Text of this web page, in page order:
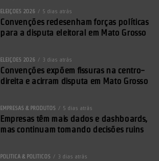
ELEIÇÕES 2026 5 dias atrás
Convenções redesenham forças políticas
para a disputa eleitoral em Mato Grosso
ELEIÇÕES 2026 3 dias atrás
Convenções expõem fissuras na centro-
direita e acirram disputa em Mato Grosso
EMPRESAS & PRODUTOS 5 dias atrás
Empresas têm mais dados e dashboards,
mas continuam tomando decisões ruins
POLÍTICA & POLÍTICOS 3 dias atrás